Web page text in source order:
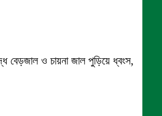
বেড়জাল ও চায়না জাল পুড়িয়ে ধ্বংস,